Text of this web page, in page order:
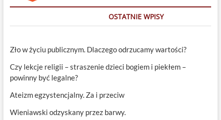
OSTATNIE WPISY
Zło w życiu publicznym. Dlaczego odrzucamy wartości?
Czy lekcje religii – straszenie dzieci bogiem i piekłem –
powinny być legalne?
Ateizm egzystencjalny. Za i przeciw
Wieniawski odzyskany przez barwy.